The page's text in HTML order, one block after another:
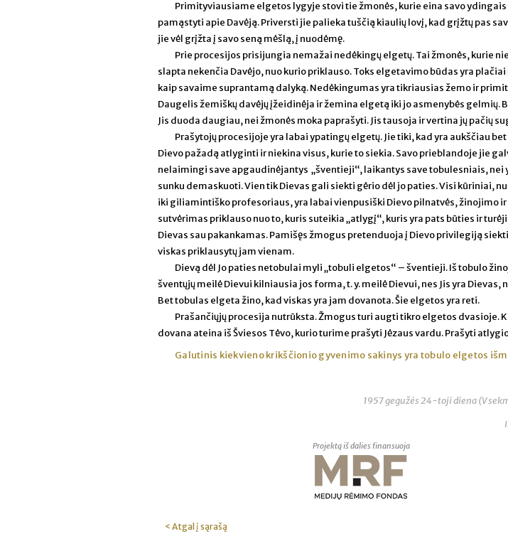
Primityviausiame elgetos lygyje stovi tie žmonės, kurie eina savo
pamąstyti apie Davėją. Priversti jie palieka tuščią kiaulių lovį, kad grįžtų pas
jie vėl grįžta į savo seną mėšlą, į nuodėmę.
Prie procesijos prisijungia nemažai nedėkingų elgetų. Tai žmonės, kurie
slapta nekenčia Davėjo, nuo kurio priklauso. Toks elgetavimo būdas yra
kaip savaime suprantamą dalyką. Nedėkingumas yra tikriausias žemo ir
Daugelis žemiškų davėjų įžeidinėja ir žemina elgetą iki jo asmenybės gelmių.
Jis duoda daugiau, nei žmonės moka paprašyti. Jis tausoja ir vertina jų pačių
Prašytojų procesijoje yra labai ypatingų elgetų. Jie tiki, kad yra aukščiau
Dievo pažadą atlyginti ir niekina visus, kurie to siekia. Savo prieblandoje jie
nelaimingi save apgaudinėjantys „šventieji“, laikantys save tobulesniais, nei
sunku demaskuoti. Vien tik Dievas gali siekti gėrio dėl jo paties. Visi kūriniai,
iki giliamintiško profesoriaus, yra labai vienpusiški Dievo pilnatvės, žinojimo
sutvėrimas priklauso nuo to, kuris suteikia „atlygį“, kuris yra pats būties ir
Dievas sau pakankamas. Pamišęs žmogus pretenduoja į Dievo privilegiją
viskas priklausytų jam vienam.
Dievą dėl Jo paties netobulai myli „tobuli elgetos“ – šventieji. Iš tobulo
šventųjų meilė Dievui kilniausia jos forma, t. y. meilė Dievui, nes Jis yra Dievas,
Bet tobulas elgeta žino, kad viskas yra jam dovanota. Šie elgetos yra reti.
Prašančiųjų procesija nutrūksta. Žmogus turi augti tikro elgetos dvasioje.
dovana ateina iš Šviesos Tėvo, kurio turime prašyti Jėzaus vardu. Prašyti
Galutinis kiekvieno krikščionio gyvenimo sakinys yra tobulo elgetos
1957 gegužės 24-toji diena (V
Projektą iš dalies finansuoja
< Atgal į sąrašą